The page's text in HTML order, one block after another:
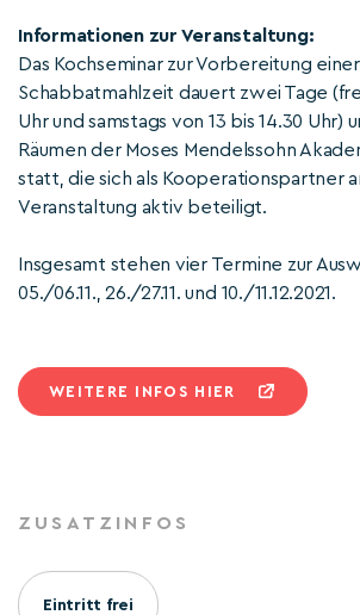
Informationen zur Veranstaltung:
Das Kochseminar zur Vorbereitung einer
Schabbatmahlzeit dauert zwei Tage
Uhr und samstags von 13 bis 14.30 Uhr)
Räumen der Moses Mendelssohn
statt, die sich als Kooperationspartner
Veranstaltung aktiv beteiligt.
Insgesamt stehen vier Termine zur
05./06.11., 26./27.11. und 10./11.12.2021.
WEITERE INFOS HIER
ZUSATZINFOS
Eintritt frei